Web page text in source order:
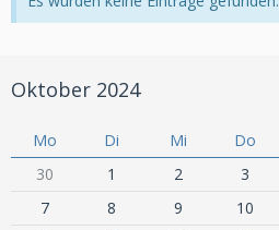
Oktober 2024
Mo Di Mi Do
30
1 2 3
7
8 9 10